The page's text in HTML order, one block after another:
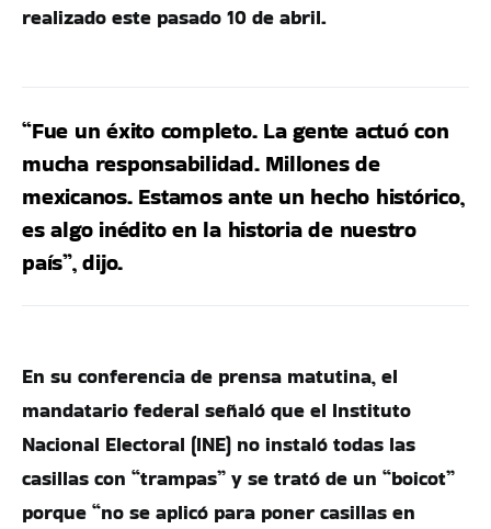
realizado este pasado 10 de abril.
“Fue un éxito completo. La gente actuó con
mucha responsabilidad. Millones de
mexicanos. Estamos ante un hecho histórico,
es algo inédito en la historia de nuestro
país”, dijo.
En su conferencia de prensa matutina, el
mandatario federal señaló que el Instituto
Nacional Electoral (INE) no instaló todas las
casillas con “trampas” y se trató de un “boicot”
porque “no se aplicó para poner casillas en